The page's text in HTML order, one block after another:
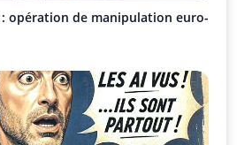
: opération de manipulation euro-